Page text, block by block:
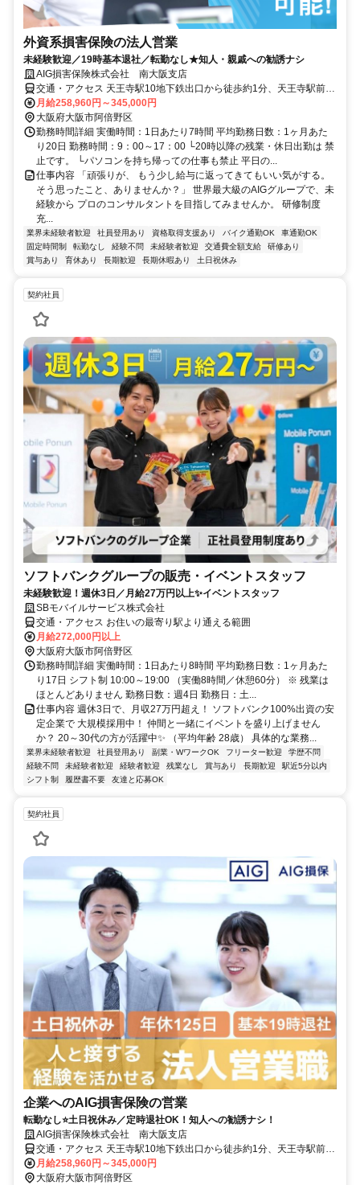
外資系損害保険の法人営業
未経験歓迎／19時基本退社／転勤なし★知人・親戚への勧誘ナシ
AIG損害保険株式会社 南大阪支店
交通・アクセス 天王寺駅10地下鉄出口から徒歩約1分、天王寺駅前駅
出口2出口から徒歩約1分
月給258,960円～345,000円
大阪府大阪市阿倍野区
勤務時間詳細 実働時間：1日あたり7時間 平均勤務日数：1ヶ月あた
り20日 勤務時間：9：00～17：00 └20時以降の残業・休日出勤は 禁
止です。 └パソコンを持ち帰っての仕事も禁止 平日の...
仕事内容 「頑張りが、 もう少し給与に返ってきてもいい気がする。
そう思ったこと、ありませんか？」 世界最大級のAIGグループで、未
経験から プロのコンサルタントを目指してみませんか。 研修制度
充...
業界未経験者歓迎 社員登用あり 資格取得支援あり バイク通勤OK
車通勤OK
固定時間制
転勤なし 経験不問 未経験者歓迎 交通費全額支給
研修あり
賞与あり
育休あり 長期歓迎 長期休暇あり 土日祝休み
契約社員
ソフトバンクグループの販売・イベントスタッフ
未経験歓迎！週休3日／月給27万円以上✨イベントスタッフ
SBモバイルサービス株式会社
交通・アクセス お住いの最寄り駅より通える範囲
月給272,000円以上
大阪府大阪市阿倍野区
勤務時間詳細 実働時間：1日あたり8時間 平均勤務日数：1ヶ月あた
り17日 シフト制 10:00～19:00 （実働8時間／休憩60分） ※ 残業は
ほとんどありません 勤務日数：週4日 勤務日：土...
仕事内容 週休3日で、月収27万円超え！ ソフトバンク100%出資の安
定企業で 大規模採用中！ 仲間と一緒にイベントを盛り上げません
か？ 20～30代の方が活躍中✨ （平均年齢 28歳） 具体的な業務...
業界未経験者歓迎 社員登用あり 副業・WワークOK フリーター歓迎
学歴不問
経験不問
未経験者歓迎 経験者歓迎 残業なし 賞与あり 長期歓迎
駅近5分以内
シフト制
履歴書不要 友達と応募OK
契約社員
企業へのAIG損害保険の営業
転勤なし⭐土日祝休み／定時退社OK！知人への勧誘ナシ！
AIG損害保険株式会社 南大阪支店
交通・アクセス 天王寺駅10地下鉄出口から徒歩約1分、天王寺駅前駅
出口2出口から徒歩約1分
月給258,960円～345,000円
大阪府大阪市阿倍野区